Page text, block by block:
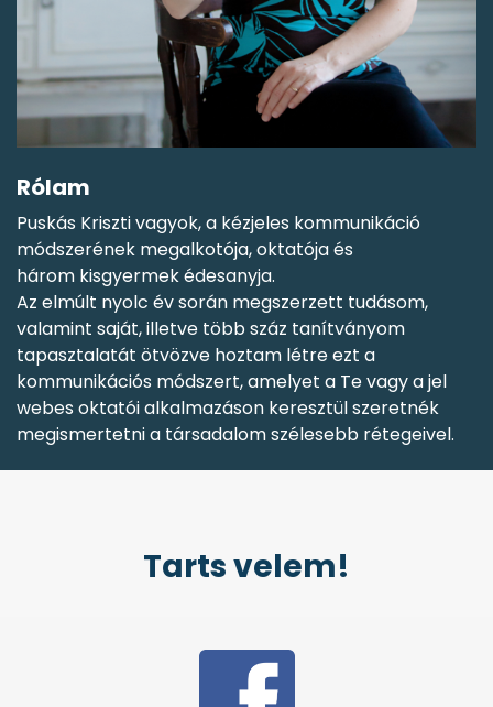
Rólam
Puskás Kriszti vagyok, a kézjeles kommunikáció
módszerének megalkotója, oktatója és
három kisgyermek édesanyja.
Az elmúlt nyolc év során megszerzett tudásom,
valamint saját, illetve több száz tanítványom
tapasztalatát ötvözve hoztam létre ezt a
kommunikációs módszert, amelyet a Te vagy a jel
webes oktatói alkalmazáson keresztül szeretnék
megismertetni a társadalom szélesebb rétegeivel.
Tarts velem!